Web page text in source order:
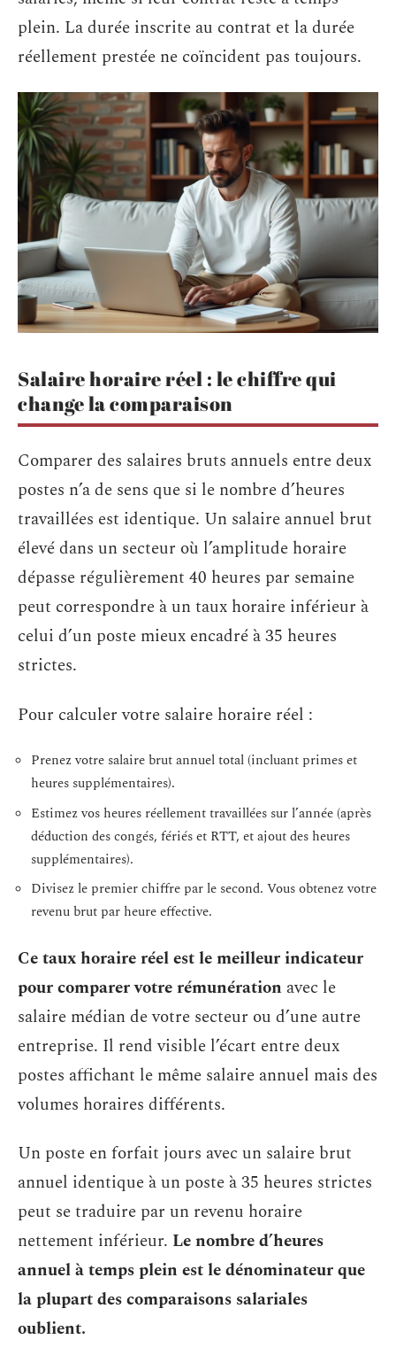
plein. La durée inscrite au contrat et la durée
réellement prestée ne coïncident pas toujours.
Salaire horaire réel : le chiffre qui
change la comparaison
Comparer des salaires bruts annuels entre deux
postes n’a de sens que si le nombre d’heures
travaillées est identique. Un salaire annuel brut
élevé dans un secteur où l’amplitude horaire
dépasse régulièrement 40 heures par semaine
peut correspondre à un taux horaire inférieur à
celui d’un poste mieux encadré à 35 heures
strictes.
Pour calculer votre salaire horaire réel :
Prenez votre salaire brut annuel total (incluant primes et
heures supplémentaires).
Estimez vos heures réellement travaillées sur l’année (après
déduction des congés, fériés et RTT, et ajout des heures
supplémentaires).
Divisez le premier chiffre par le second. Vous obtenez votre
revenu brut par heure effective.
Ce taux horaire réel est le meilleur indicateur
pour comparer votre rémunération avec le
salaire médian de votre secteur ou d’une autre
entreprise. Il rend visible l’écart entre deux
postes affichant le même salaire annuel mais des
volumes horaires différents.
Un poste en forfait jours avec un salaire brut
annuel identique à un poste à 35 heures strictes
peut se traduire par un revenu horaire
nettement inférieur. Le nombre d’heures
annuel à temps plein est le dénominateur que
la plupart des comparaisons salariales
oublient.